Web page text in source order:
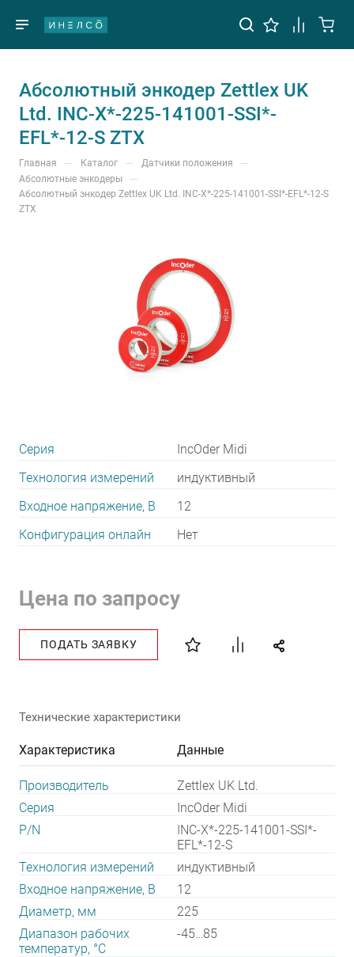
Абсолютный энкодер Zettlex UK
Ltd. INC-X*-225-141001-SSI*-
EFL*-12-S ZTX
Главная — Каталог — Датчики положения —
Абсолютные энкодеры —
Абсолютный энкодер Zettlex UK Ltd. INC-X*-225-141001-SSI*-EFL*-12-S
ZTX
Серия
IncOder Midi
Технология измерений
индуктивный
Входное напряжение, В
12
Конфигурация онлайн
Нет
Цена по запросу
ПОДАТЬ ЗАЯВКУ
Технические характеристики
Характеристика Данные
Производитель
Zettlex UK Ltd.
Серия
IncOder Midi
P/N
INC-X*-225-141001-SSI*-
EFL*-12-S
Технология измерений
индуктивный
Входное напряжение, В
12
Диаметр, мм
225
Диапазон рабочих
температур, °С
-45…85